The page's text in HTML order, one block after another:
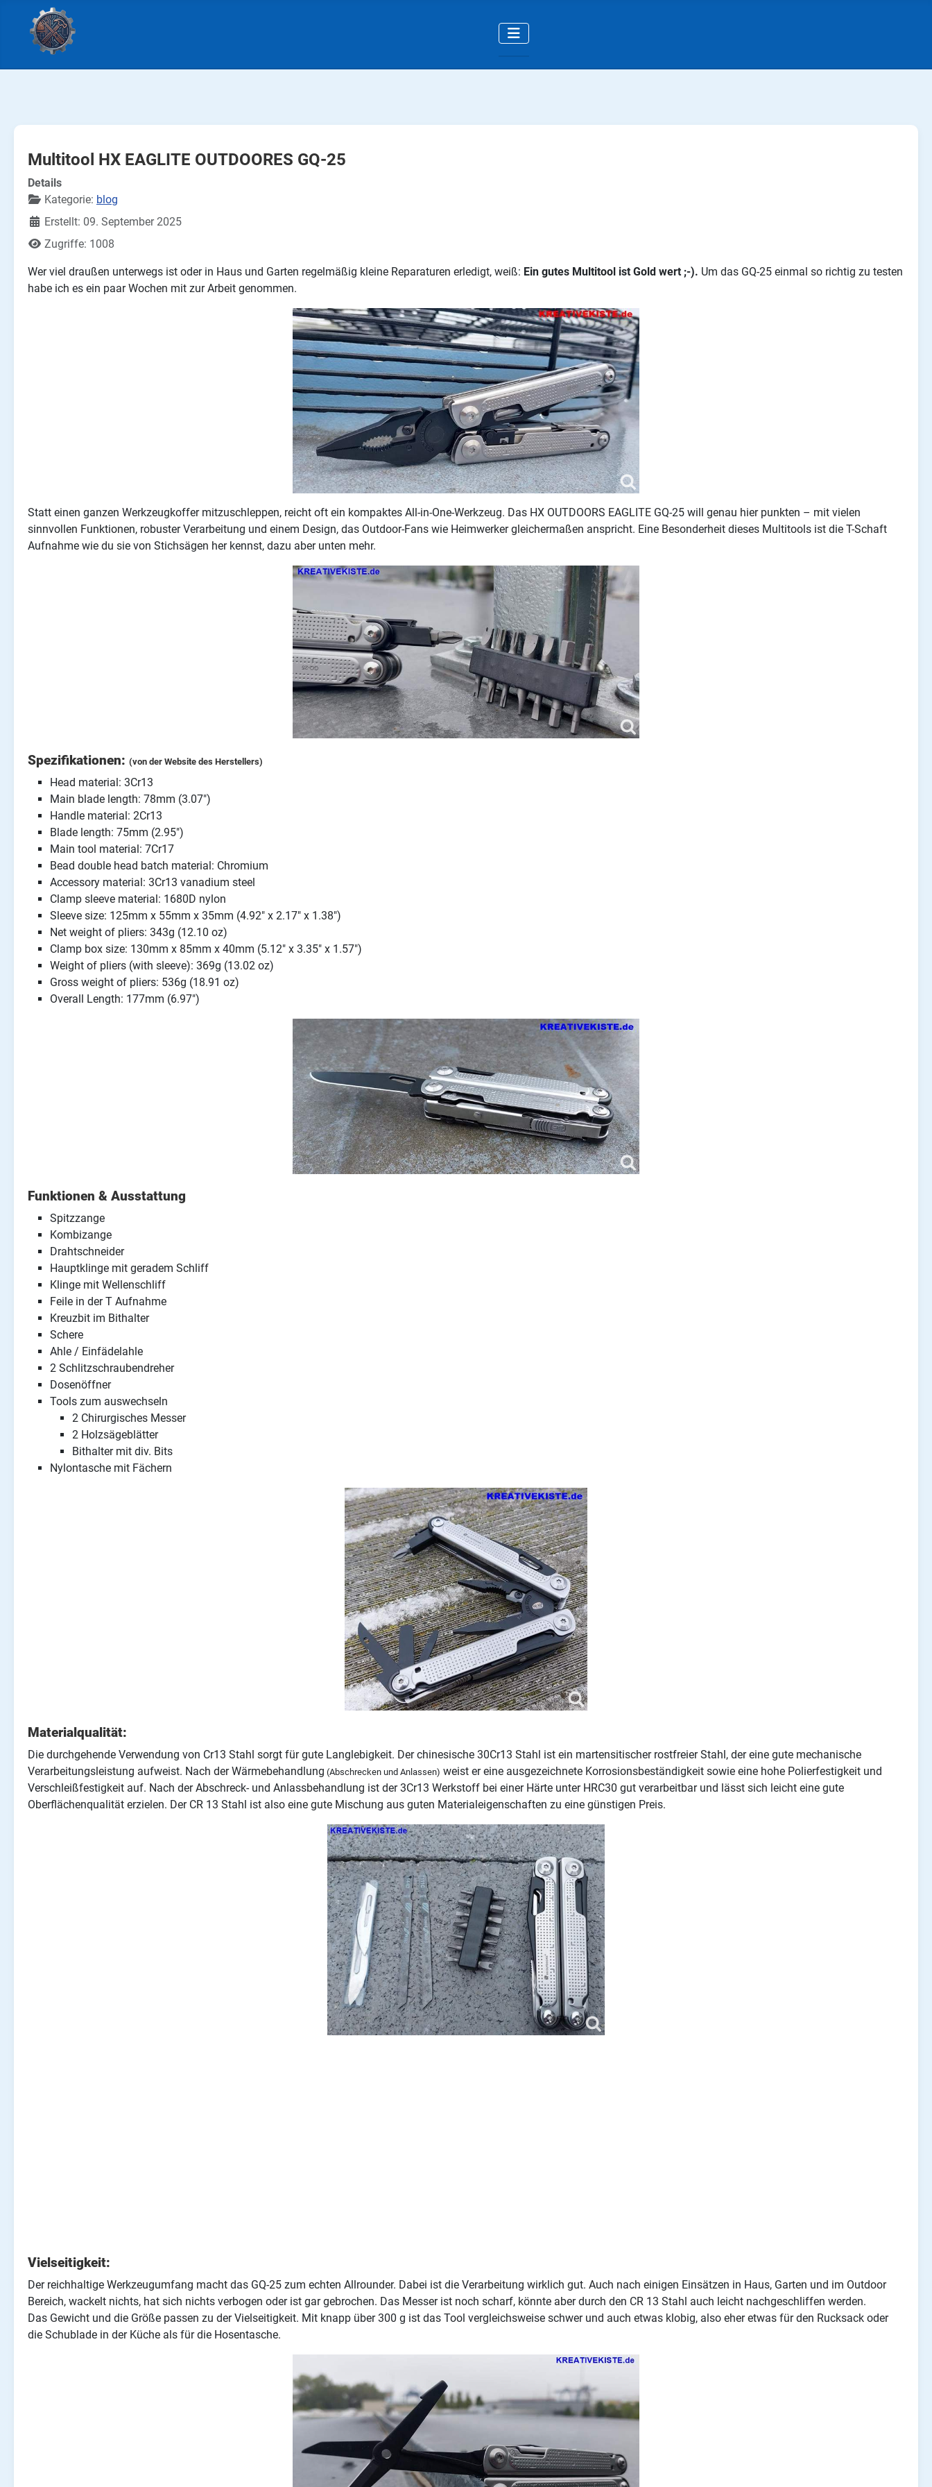
Multitool HX EAGLITE OUTDOORES GQ-25
Details
Kategorie: blog
Erstellt: 09. September 2025
Zugriffe: 1008
Wer viel draußen unterwegs ist oder in Haus und Garten regelmäßig kleine Reparaturen erledigt, weiß: Ein gutes Multitool ist Gold wert ;-). Um das GQ-25 einmal so richtig zu testen
habe ich es ein paar Wochen mit zur Arbeit genommen.
Statt einen ganzen Werkzeugkoffer mitzuschleppen, reicht oft ein kompaktes All-in-One-Werkzeug. Das HX OUTDOORS EAGLITE GQ-25 will genau hier punkten – mit vielen
sinnvollen Funktionen, robuster Verarbeitung und einem Design, das Outdoor-Fans wie Heimwerker gleichermaßen anspricht. Eine Besonderheit dieses Multitools ist die T-Schaft
Aufnahme wie du sie von Stichsägen her kennst, dazu aber unten mehr.
Spezifikationen: (von der Website des Herstellers)
Head material: 3Cr13
Main blade length: 78mm (3.07")
Handle material: 2Cr13
Blade length: 75mm (2.95")
Main tool material: 7Cr17
Bead double head batch material: Chromium
Accessory material: 3Cr13 vanadium steel
Clamp sleeve material: 1680D nylon
Sleeve size: 125mm x 55mm x 35mm (4.92" x 2.17" x 1.38")
Net weight of pliers: 343g (12.10 oz)
Clamp box size: 130mm x 85mm x 40mm (5.12" x 3.35" x 1.57")
Weight of pliers (with sleeve): 369g (13.02 oz)
Gross weight of pliers: 536g (18.91 oz)
Overall Length: 177mm (6.97")
Funktionen & Ausstattung
Spitzzange
Kombizange
Drahtschneider
Hauptklinge mit geradem Schliff
Klinge mit Wellenschliff
Feile in der T Aufnahme
Kreuzbit im Bithalter
Schere
Ahle / Einfädelahle
2 Schlitzschraubendreher
Dosenöffner
Tools zum auswechseln
2 Chirurgisches Messer
2 Holzsägeblätter
Bithalter mit div. Bits
Nylontasche mit Fächern
Materialqualität:
Die durchgehende Verwendung von Cr13 Stahl sorgt für gute Langlebigkeit. Der chinesische 30Cr13 Stahl ist ein martensitischer rostfreier Stahl, der eine gute mechanische
Verarbeitungsleistung aufweist. Nach der Wärmebehandlung (Abschrecken und Anlassen) weist er eine ausgezeichnete Korrosionsbeständigkeit sowie eine hohe Polierfestigkeit und
Verschleißfestigkeit auf. Nach der Abschreck- und Anlassbehandlung ist der 3Cr13 Werkstoff bei einer Härte unter HRC30 gut verarbeitbar und lässt sich leicht eine gute
Oberflächenqualität erzielen. Der CR 13 Stahl ist also eine gute Mischung aus guten Materialeigenschaften zu eine günstigen Preis.
Vielseitigkeit:
Der reichhaltige Werkzeugumfang macht das GQ-25 zum echten Allrounder. Dabei ist die Verarbeitung wirklich gut. Auch nach einigen Einsätzen in Haus, Garten und im Outdoor
Bereich, wackelt nichts, hat sich nichts verbogen oder ist gar gebrochen. Das Messer ist noch scharf, könnte aber durch den CR 13 Stahl auch leicht nachgeschliffen werden.
Das Gewicht und die Größe passen zu der Vielseitigkeit. Mit knapp über 300 g ist das Tool vergleichsweise schwer und auch etwas klobig, also eher etwas für den Rucksack oder
die Schublade in der Küche als für die Hosentasche.